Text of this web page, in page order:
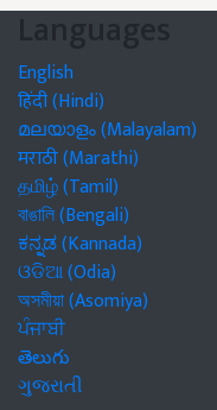
Languages
English
हिंदी (Hindi)
മലയാളം (Malayalam)
मराठी (Marathi)
தமிழ் (Tamil)
বাঙালি (Bengali)
ಕನ್ನಡ (Kannada)
ଓଡିଆ (Odia)
অসমীয়া (Asomiya)
ਪੰਜਾਬੀ
తెలుగు
ગુજરાતી